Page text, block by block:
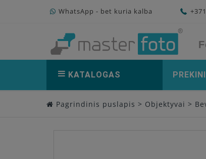
WhatsApp - bet kuria kalba
KATALOGAS
Pagrindinis puslapis > Objektyvai >